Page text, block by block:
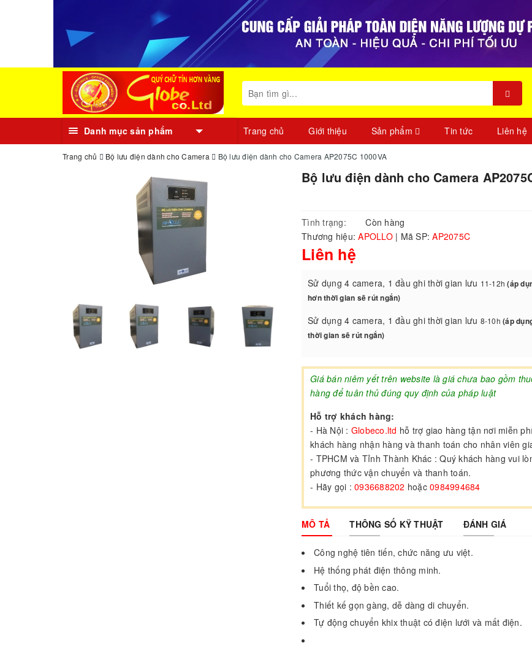
Danh mục sản phẩm Trang chủ Giới thiệu Sản phẩm Tin tức Liên hệ
Trang chủ Bộ lưu điện dành cho Camera Bộ lưu điện dành cho Camera AP2075C 1000VA
Bộ lưu điện dành cho Camera
Tình trạng:
Còn hàng
Thương hiệu:APOLLO | Mã SP:AP2075C
Liên hệ
Sử dụng 4 camera, 1 đầu ghi thời gian lưu 11-12h (áp
hơn thời gian sẽ rút ngắn)
Sử dụng 4 camera, 1 đầu ghi thời gian lưu 8-10h (áp
thời gian sẽ rút ngắn)
Giá bán niêm yết trên website là giá chưa bao gồm
hàng để tuân thủ đúng quy định của pháp luật
Hỗ trợ khách hàng:
- Hà Nội : Globeco.ltd hỗ trợ giao hàng tận nơi miễn
khách hàng nhận hàng và thanh toán cho nhân viên
- TPHCM và Tỉnh Thành Khác : Quý khách hàng vui
phương thức vận chuyển và thanh toán.
- Hãy gọi : 0936688202 hoặc 0984994684
MÔ TẢ THÔNG SỐ KỸ THUẬT ĐÁNH GIÁ
Công nghệ tiên tiến, chức năng ưu việt.
Hệ thống phát điện thông minh.
Tuổi thọ, độ bền cao.
Thiết kế gọn gàng, dễ dàng di chuyển.
Tự động chuyển khix thuật có điện lưới và mất điện.